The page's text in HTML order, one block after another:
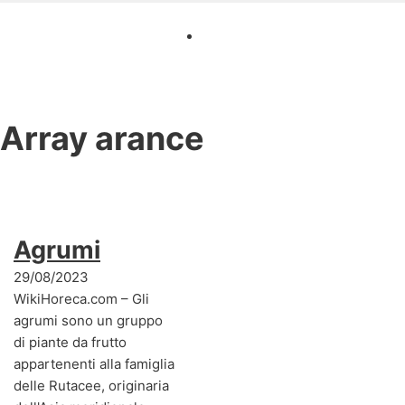
Array arance
Agrumi
29/08/2023
WikiHoreca.com – Gli
agrumi sono un gruppo
di piante da frutto
appartenenti alla famiglia
delle Rutacee, originaria